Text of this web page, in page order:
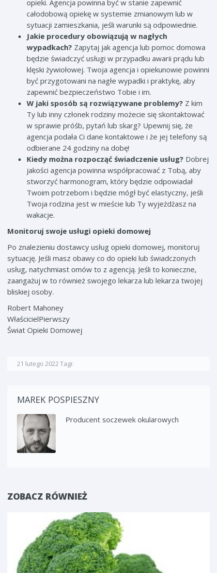
opieki. Agencja powinna być w stanie zapewnić
całodobową opiekę w systemie zmianowym lub w
sytuacji zamieszkania, jeśli warunki są odpowiednie.
Jakie procedury obowiązują w nagłych
wypadkach? Zapytaj jak agencja lub pomoc domowa
będzie świadczyć usługi w przypadku awarii prądu lub
klęski żywiołowej. Twoja agencja i opiekunowie powinni
być przygotowani na nagłe wypadki i praktykę, aby
zapewnić bezpieczeństwo Tobie i im.
W jaki sposób są rozwiązywane problemy? Z kim
Ty lub inny członek rodziny możecie się skontaktować
w sprawie próśb, pytań lub skarg? Upewnij się, że
agencja podała Ci dane kontaktowe i że jej telefony są
odbierane 24 godziny na dobę!
Kiedy można rozpocząć świadczenie usług? Dobrej
jakości agencja powinna współpracować z Tobą, aby
stworzyć harmonogram, który będzie odpowiadał
Twoim potrzebom i będzie mógł być elastyczny, jeśli
Twoja rodzina jest w mieście lub Ty wyjeżdżasz na
wakacje.
Monitoruj swoje usługi opieki domowej
Po znalezieniu dostawcy usług opieki domowej, monitoruj
sytuację. Jeśli masz obawy co do opieki lub świadczonych
usług, natychmiast omów to z agencją. Jeśli to konieczne,
zaangażuj w to również swojego lekarza lub lekarza twojej
bliskiej osoby.
Robert Mahoney
WłaścicielPierwszy
Świat Opieki Domowej
21 lutego 2022Tagi:
MAREK POSPIESZNY
Producent soczewek okularowych
ZOBACZ RÓWNIEŻ